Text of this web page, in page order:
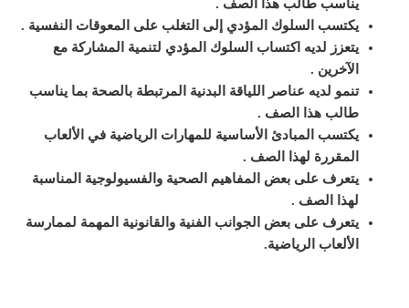
يناسب طالب هذا الصف .
يكتسب السلوك المؤدي إلى التغلب على المعوقات النفسية .
يتعزز لديه اكتساب السلوك المؤدي لتنمية المشاركة مع
الآخرين .
تنمو لديه عناصر اللياقة البدنية المرتبطة بالصحة بما يناسب
طالب هذا الصف .
يكتسب المبادئ الأساسية للمهارات الرياضية في الألعاب
المقررة لهذا الصف .
يتعرف على بعض المفاهيم الصحية والفسيولوجية المناسبة
لهذا الصف .
يتعرف على بعض الجوانب الفنية والقانونية المهمة لممارسة
الألعاب الرياضية.